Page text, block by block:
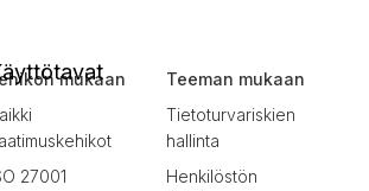
mukaan
27001
Teeman mukaan
Tietoturvariskien
hallinta
Henkilöstön